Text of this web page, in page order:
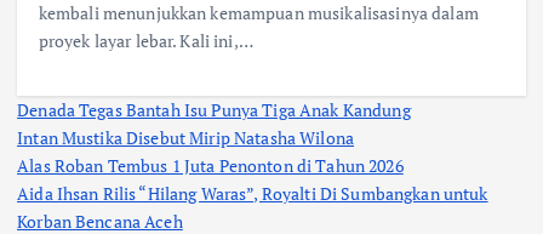
kembali menunjukkan kemampuan musikalisasinya dalam
proyek layar lebar. Kali ini,…
Denada Tegas Bantah Isu Punya Tiga Anak Kandung
Intan Mustika Disebut Mirip Natasha Wilona
Alas Roban Tembus 1 Juta Penonton di Tahun 2026
Aida Ihsan Rilis “Hilang Waras”, Royalti Di Sumbangkan untuk
Korban Bencana Aceh